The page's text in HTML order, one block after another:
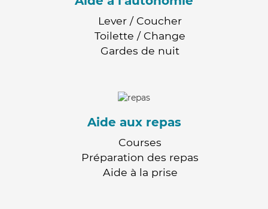
Lever / Coucher
Toilette / Change
Gardes de nuit
Aide aux repas
Courses
Préparation des repas
Aide à la prise